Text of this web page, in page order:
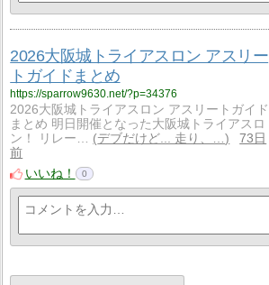
2026大阪城トライアスロン アスリー
トガイドまとめ
https://sparrow9630.net/?p=34376
2026大阪城トライアスロン アスリートガイド
まとめ 明日開催となった大阪城トライアスロ
ン！ リレー…
デブだけど... 走り、…
73日
前
いいね！
0